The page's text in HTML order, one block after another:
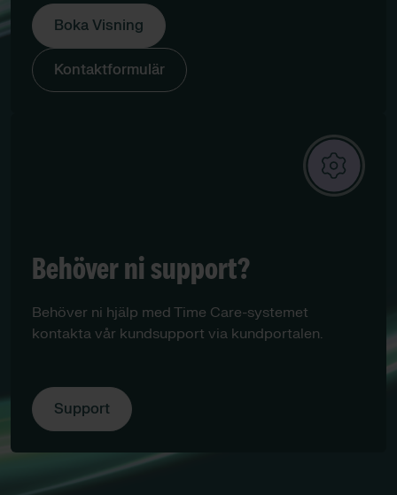
Boka Visning
Kontaktformulär
Behöver ni support?
Behöver ni hjälp med Time Care-systemet
kontakta vår kundsupport via kundportalen.
Support